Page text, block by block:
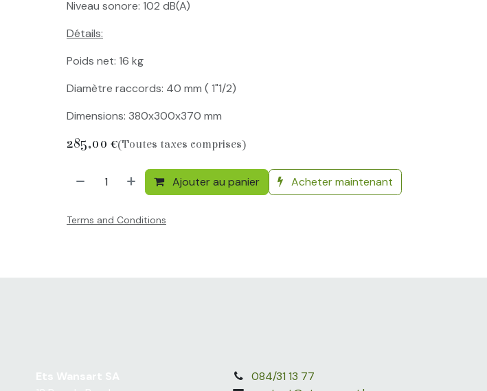
Niveau sonore: 102 dB(A)
Détails:
Poids net: 16 kg
Diamètre raccords: 40 mm ( 1"1/2)
Dimensions: 380x300x370 mm
285,00 €(Toutes taxes comprises)
Ajouter au panier Acheter maintenant
Terms and Conditions
084/31 13 77